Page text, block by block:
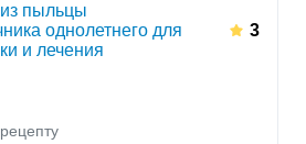
пыльцы
однолетнего для
и лечения
3